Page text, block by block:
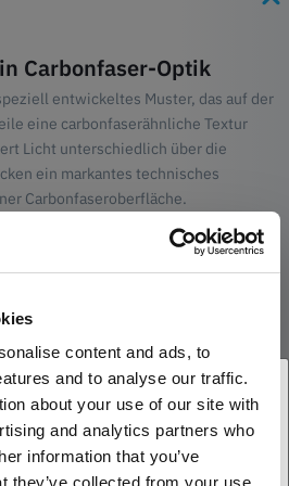
content and ads, to
and to analyse our traffic.
about your use of our site with
and analytics partners who
information that you’ve
they’ve collected from your use
Carbonfaser-Optik
entwickeltes Muster, das auf der
eine carbonfaserähnliche Textur
Licht unterschiedlich über die
ein markantes technisches
Carbonfaseroberfläche.
der ersten Schicht
hilft die strukturierte Oberfläche
einen guten Halt und reduziert
ungleichmäßigen Kanten zu Beginn
ist dafür ausgelegt, auf einer
angebracht zu werden. Die
oder Privatkunde?